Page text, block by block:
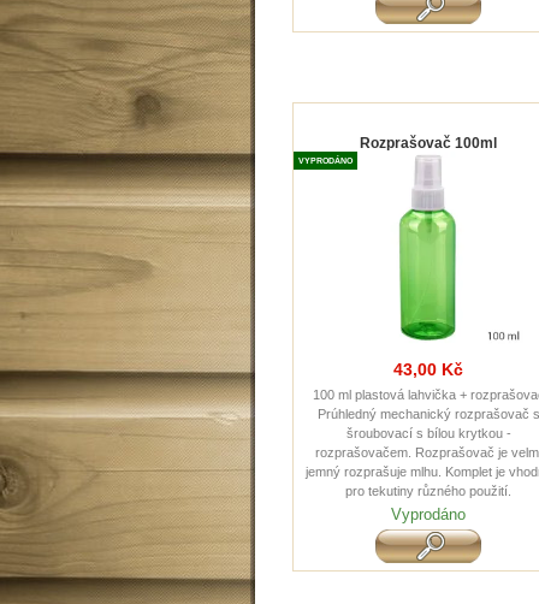
Rozprašovač 100ml
VYPRODÁNO
43,00 Kč
100 ml plastová lahvička +
Prúhledný mechanický rozprašovač s
šroubovací s bílou krytkou -
rozprašovačem. Rozprašovač je
jemný rozprašuje mlhu. Komplet je
pro tekutiny různého použití.
Vyprodáno